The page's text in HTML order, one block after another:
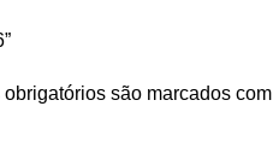
são marcados com